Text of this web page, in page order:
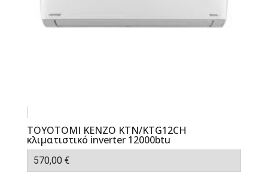
TOYOTOMI KENZO KTN/KTG12CH
κλιματιστικό inverter 12000btu
570,00 €